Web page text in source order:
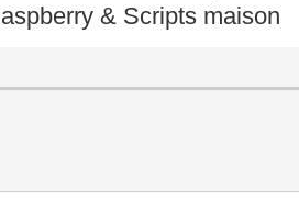
& Scripts maison